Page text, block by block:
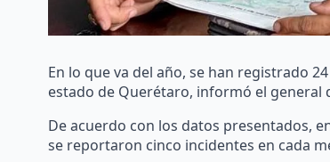
En lo que va del año, se han registrado
estado de Querétaro, informó el general
De acuerdo con los datos presentados,
se reportaron cinco incidentes en cada